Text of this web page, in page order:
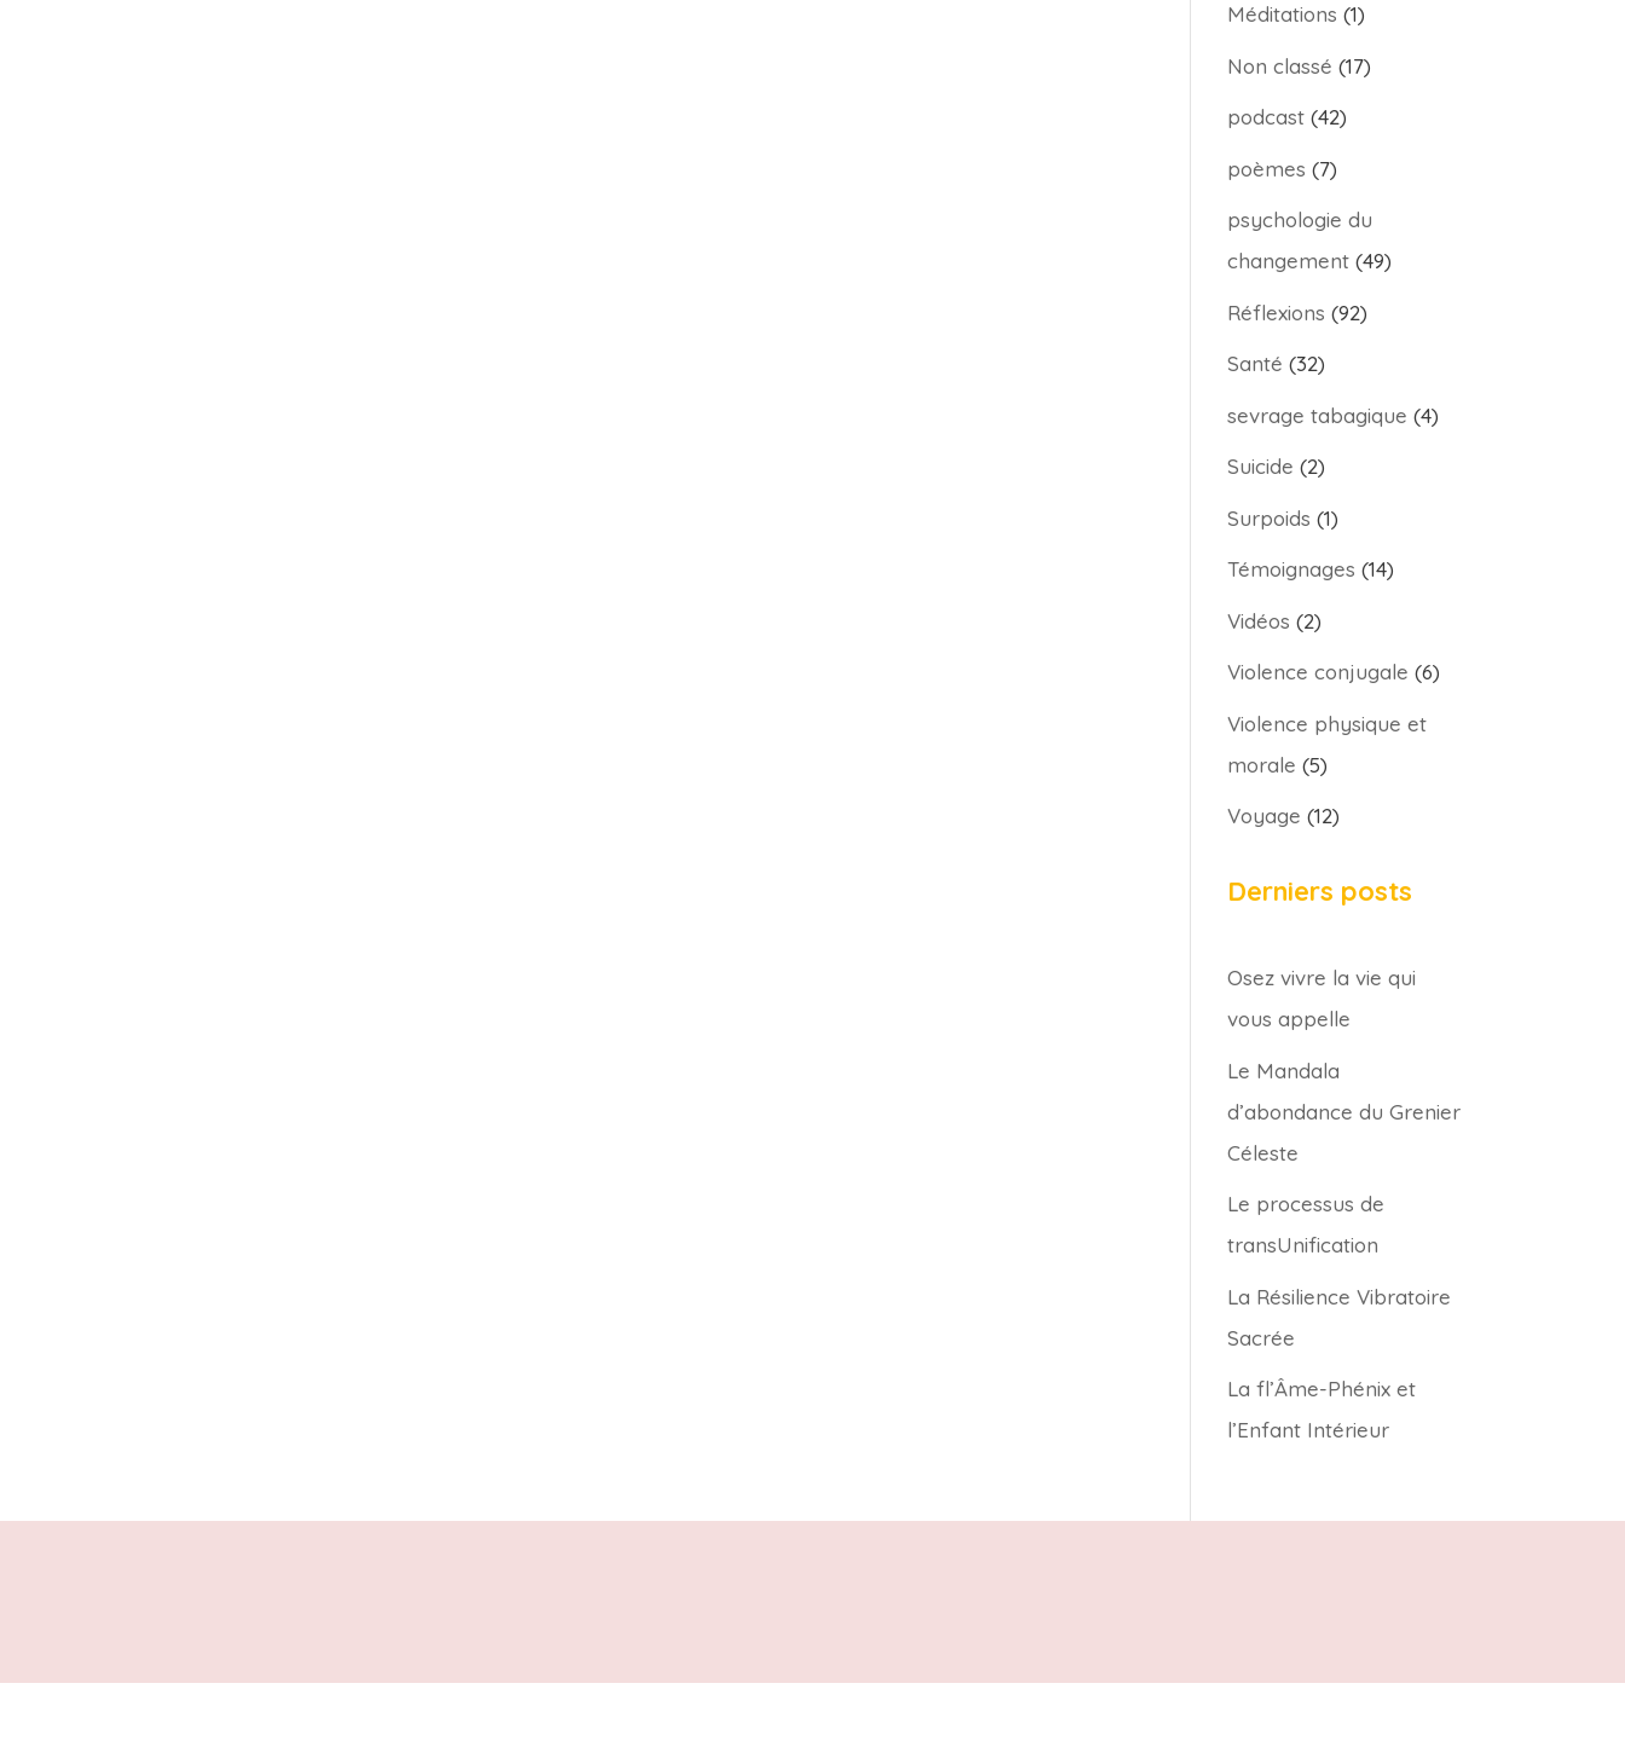
Méditations (1)
Non classé (17)
podcast (42)
poèmes (7)
psychologie du
changement (49)
Réflexions (92)
Santé (32)
sevrage tabagique (4)
Suicide (2)
Surpoids (1)
Témoignages (14)
Vidéos (2)
Violence conjugale (6)
Violence physique et
morale (5)
Voyage (12)
Derniers posts
Osez vivre la vie qui
vous appelle
Le Mandala
d’abondance du Grenier
Céleste
Le processus de
transUnification
La Résilience Vibratoire
Sacrée
La fl’Âme-Phénix et
l’Enfant Intérieur